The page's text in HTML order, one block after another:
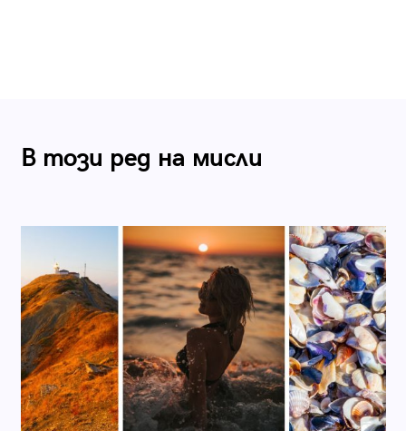
В този ред на мисли